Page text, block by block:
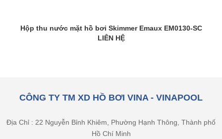
Hộp thu nước mặt hồ bơi Skimmer Emaux EM0130-SC
LIÊN HỆ
CÔNG TY TM XD HỒ BƠI VINA - VINAPOOL
Địa Chỉ : 22 Nguyễn Bỉnh Khiêm, Phường Hạnh Thông, Thành phố
Hồ Chí Minh